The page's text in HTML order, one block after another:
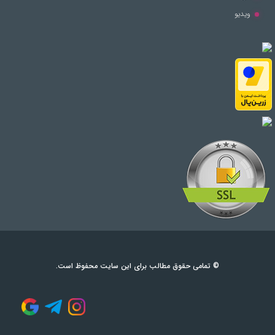
ویدیو
© تمامی حقوق مطالب برای این سایت محفوظ است.